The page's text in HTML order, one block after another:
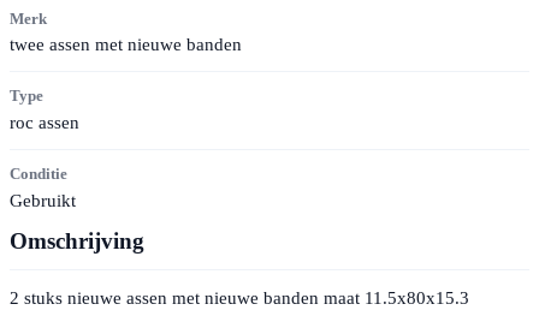
Merk
twee assen met nieuwe banden
Type
roc assen
Conditie
Gebruikt
Omschrijving
2 stuks nieuwe assen met nieuwe banden maat 11.5x80x15.3